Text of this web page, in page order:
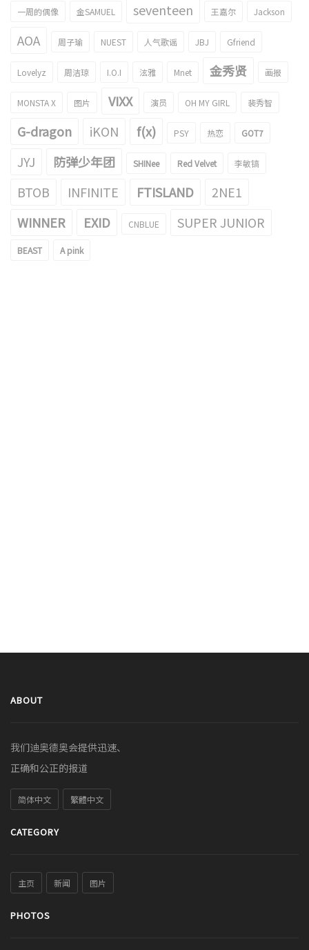
一周的偶像 金SAMUEL seventeen 王嘉尔 Jackson
AOA 周子瑜 NUEST 人气歌谣 JBJ Gfriend
Lovelyz 周洁琼 I.O.I 泫雅 Mnet 金秀贤 画报
MONSTA X 图片 VIXX 演员 OH MY GIRL 裴秀智
G-dragon iKON f(x) PSY 热恋 GOT7
JYJ 防弹少年团 SHINee Red Velvet 李敏镐
BTOB INFINITE FTISLAND
2NE1
WINNER
EXID CNBLUE SUPER JUNIOR
BEAST A pink
ABOUT
我们迪奥德奥会提供迅速、
正确和公正的报道
简体中文 繁體中文
CATEGORY
主页 新闻 图片
PHOTOS